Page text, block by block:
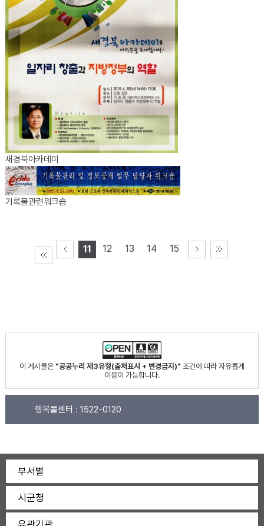
새경북아카데미
기록물관련워크숍
11 12 13 14 15
이 게시물은 "공공누리 제3유형(출처표시 + 변경금지)" 조건에 따라 자유롭게
이용이 가능합니다.
행복콜센터 : 1522-0120
부서별
시군청